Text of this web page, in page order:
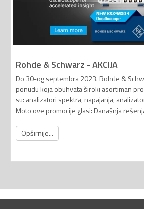
Rohde & Schwarz - AKCIJA
Do 30-og septembra 2023. Rohde &
ponudu koja obuhvata široki asortiman
su: analizatori spektra, napajanja,
Moto ove promocije glasi: Današnja
Opširnije...